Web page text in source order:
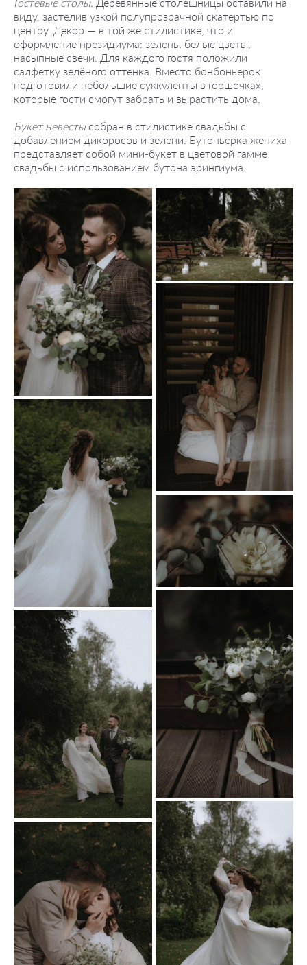
Гостевые столы. Деревянные столешницы оставили на
виду, застелив узкой полупрозрачной скатертью по
центру. Декор — в той же стилистике, что и
оформление президиума: зелень, белые цветы,
насыпные свечи. Для каждого гостя положили
салфетку зелёного оттенка. Вместо бонбоньерок
подготовили небольшие суккуленты в горшочках,
которые гости смогут забрать и вырастить дома.
Букет невестысобран в стилистике свадьбы с
добавлением дикоросов и зелени. Бутоньерка жениха
представляет собой мини-букет в цветовой гамме
свадьбы с использованием бутона эрингиума.